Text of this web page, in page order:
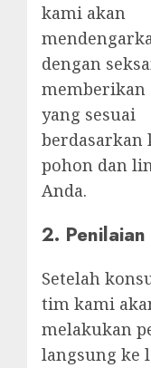
kami akan
dengan
memberikan
yang sesuai
berdasarkan
pohon dan
Anda.
2.
Setelah
tim kami
melakukan
langsung ke